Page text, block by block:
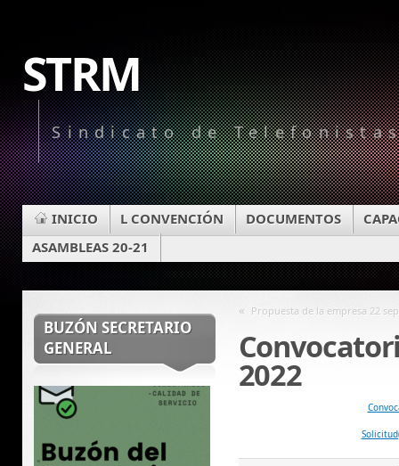
STRM
Sindicato de
INICIO L CONVENCIÓN DOCUMENTOS
ASAMBLEAS 20-21
« Propuesta de la empresa 22 sep
2022
BUZÓN SECRETARIO
GENERAL